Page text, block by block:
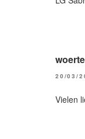
20/03/
Vielen